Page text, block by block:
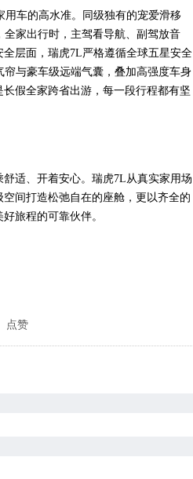
车的高水准。同级独有的宠爱滑移
家出行时，主驾看导航、副驾放音
层面，瑞虎7L严格遵循全球五星安全
帘与豪车级远端气囊，叠加高强度车身
假全家跨省出游，每一段行程都有坚
适、开着安心。瑞虎7L从真实家用场
间打造松弛自在的座舱，更以齐全的
旅程的可靠伙伴。
点赞